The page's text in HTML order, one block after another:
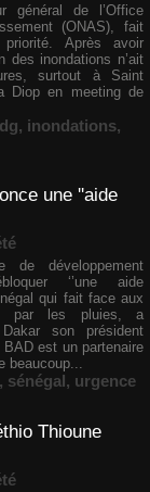
général de l’Office
(ONAS), fait
Après avoir
des inondations n’ait
surtout à Saint
Diop en meeting de
dg, inondations,
une ''aide
de développement
‘’une aide
qui fait face aux
par les pluies, a
son président
BAD est un partenaire
, sénégal, urgence
Thioune